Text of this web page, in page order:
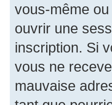
vous-même
ouvrir une
inscription. Si
vous ne
mauvaise